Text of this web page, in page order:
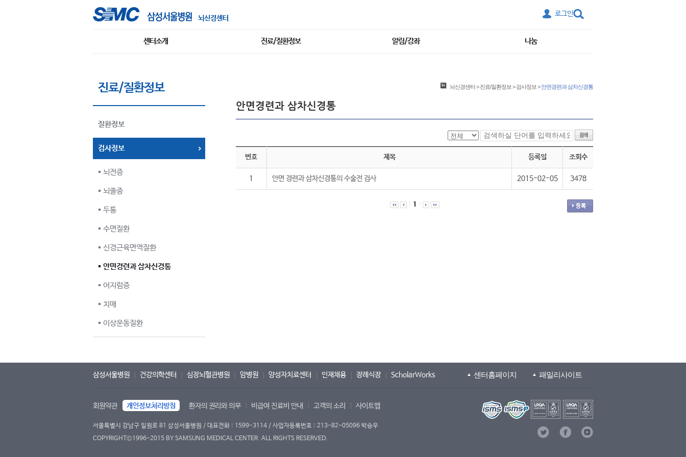
뇌신경센터
로그인
센터소개 진료/질환정보 알림/강좌 나눔
진료/질환정보
질환정보
검사정보
뇌전증
뇌졸중
두통
수면질환
신경근육면역질환
안면경련과 삼차신경통
어지럼증
치매
이상운동질환
뇌신경센터>진료/질환정보 >검사정보 >안면경련과 삼차신경통
안면경련과 삼차신경통
번호 제목 등록일 조회수
1 안면 경련과 삼차신경통의 수술전 검사 2015-02-05 3478
1
삼성서울병원 건강의학센터 심장뇌혈관병원 암병원 양성자치료센터 인재채용 장례식장 ScholarWorks 센터홈페이지 패밀리사이트
회원약관 개인정보처리방침 환자의 권리와 의무 비급여 진료비 안내 고객의 소리 사이트맵
서울특별시 강남구 일원로 81 삼성서울병원 / 대표전화 : 1599-3114 / 사업자등록번호 : 213-82-05096 박승우
COPYRIGHT©1996-2015 BY SAMSUNG MEDICAL CENTER. ALL RIGHTS RESERVED.